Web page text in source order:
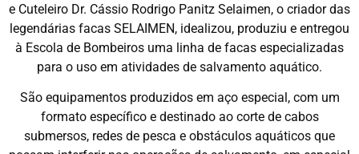
e Cuteleiro Dr. Cássio Rodrigo Panitz Selaimen, o criador das
legendárias facas SELAIMEN, idealizou, produziu e entregou
à Escola de Bombeiros uma linha de facas especializadas
para o uso em atividades de salvamento aquático.
São equipamentos produzidos em aço especial, com um
formato específico e destinado ao corte de cabos
submersos, redes de pesca e obstáculos aquáticos que